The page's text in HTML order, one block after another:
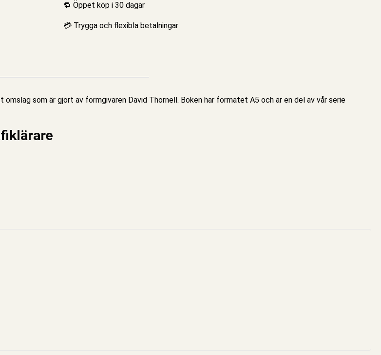
🔁 Öppet köp i 30 dagar
💳 Trygga och flexibla betalningar
omslag som är gjort av formgivaren David Thornell. Boken har formatet A5 och är en del av vår serie